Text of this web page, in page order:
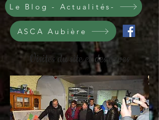
Le Blog - Actualités-
ASCA Aubière
Visites du site et des caves